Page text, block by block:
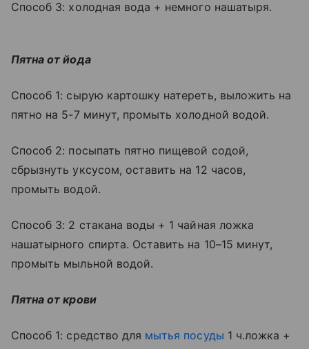
Способ 3: холодная вода + немного нашатыря.
Пятна от йода
Способ 1: сырую картошку натереть, выложить на
пятно на 5-7 минут, промыть холодной водой.
Способ 2: посыпать пятно пищевой содой,
сбрызнуть уксусом, оставить на 12 часов,
промыть водой.
Способ 3: 2 стакана воды + 1 чайная ложка
нашатырного спирта. Оставить на 10–15 минут,
промыть мыльной водой.
Пятна от крови
Способ 1: средство для мытья посуды 1 ч.ложка +